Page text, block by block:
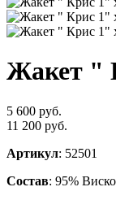
Жакет "
5 600 руб.
11 200 руб.
Артикул: 52501
Состав: 95%